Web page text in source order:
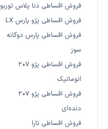
فروش اقساطی دنا پلاس توربو
فروش اقساطی پژو پارس LX
فروش اقساطی پارس دوگانه
سوز
فروش اقساطی پژو ۲۰۷
اتوماتیک
فروش اقساطی پژو ۲۰۷
دنده‌ای
فروش اقساطی تارا